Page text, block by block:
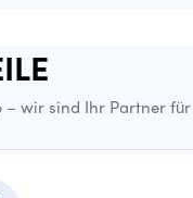
wir sind Ihr Partner